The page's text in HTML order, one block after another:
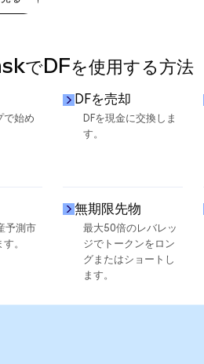
でDFを使用する方法
で始め
DFを売却
DFを現金に交換しま
す。
予測市
。
無期限先物
最大50倍のレバレッ
ジでトークンをロン
グまたはショートし
ます。